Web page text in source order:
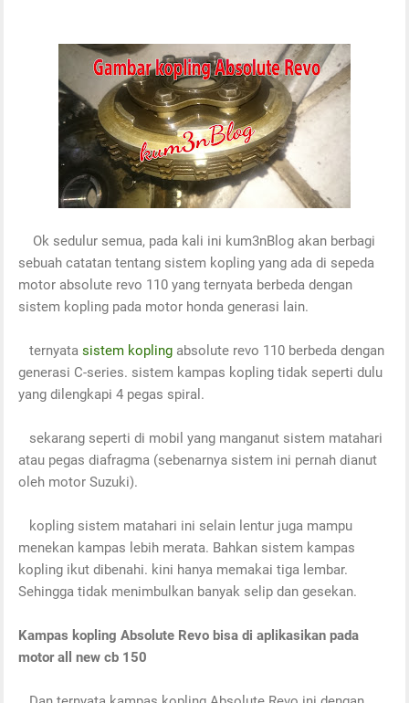
Ok sedulur semua, pada kali ini kum3nBlog akan berbagi
sebuah catatan tentang sistem kopling yang ada di sepeda
motor absolute revo 110 yang ternyata berbeda dengan
sistem kopling pada motor honda generasi lain.
ternyatasistem kopling absolute revo 110 berbeda dengan
generasi C-series. sistem kampas kopling tidak seperti dulu
yang dilengkapi 4 pegas spiral.
sekarang seperti di mobil yang manganut sistem matahari
atau pegas diafragma (sebenarnya sistem ini pernah dianut
oleh motor Suzuki).
kopling sistem matahari ini selain lentur juga mampu
menekan kampas lebih merata. Bahkan sistem kampas
kopling ikut dibenahi. kini hanya memakai tiga lembar.
Sehingga tidak menimbulkan banyak selip dan gesekan.
Kampas kopling Absolute Revo bisa di aplikasikan pada
motor all new cb 150